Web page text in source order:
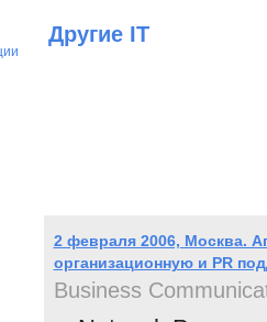
Другие IT
2 февраля 2006, Москва.
организационную и PR
Business